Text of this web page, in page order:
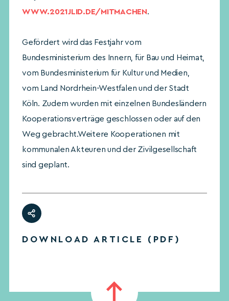
WWW.2021JLID.DE/MITMACHEN.
Gefördert wird das Festjahr vom
Bundesministerium des Innern, für Bau und Heimat,
vom Bundesministerium für Kultur und Medien,
vom Land Nordrhein-Westfalen und der Stadt
Köln. Zudem wurden mit einzelnen Bundesländern
Kooperationsverträge geschlossen oder auf den
Weg gebracht.Weitere Kooperationen mit
kommunalen Akteuren und der Zivilgesellschaft
sind geplant.
DOWNLOAD ARTICLE (PDF)